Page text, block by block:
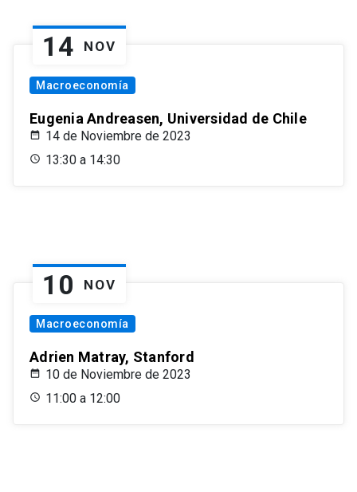
14 NOV
Macroeconomía
Eugenia Andreasen, Universidad de Chile
14 de Noviembre de 2023
13:30 a 14:30
10 NOV
Macroeconomía
Adrien Matray, Stanford
10 de Noviembre de 2023
11:00 a 12:00